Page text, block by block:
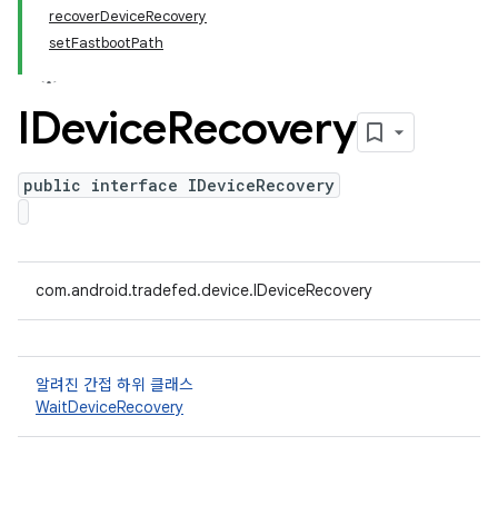
recoverDeviceRecovery
setFastbootPath
IDeviceRecovery
public interface IDeviceRecovery
com.android.tradefed.device.IDeviceRecovery
알려진 간접 하위 클래스
WaitDeviceRecovery